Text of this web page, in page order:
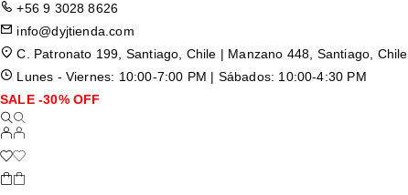
+56 9 3028 8626
info@dyjtienda.com
C. Patronato 199, Santiago, Chile | Manzano 448, Santiago, Chile
Lunes - Viernes: 10:00-7:00 PM | Sábados: 10:00-4:30 PM
SALE -30% OFF